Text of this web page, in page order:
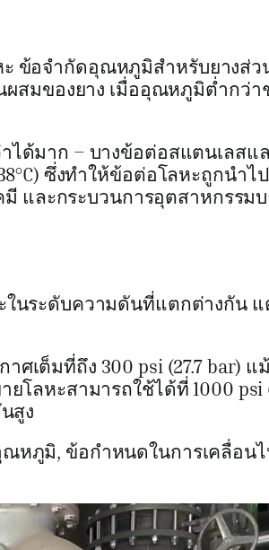
ข้อจำกัดอุณหภูมิสำหรับยางส่
นผสมของยาง เมื่ออุณหภูมิต่ำกว่า
ด้มาก – บางข้อต่อสแตนเลสแ
ซึ่งทำให้ข้อต่อโลหะถูกนำไ
และกระบวนการอุตสาหกรรมบ
ในระดับความดันที่แตกต่างกัน แ
เต็มที่ถึง 300 psi (27.7 bar) แ
ลหะสามารถใช้ได้ที่ 1000 psi
สูง
หภูมิ, ข้อกำหนดในการเคลื่อน